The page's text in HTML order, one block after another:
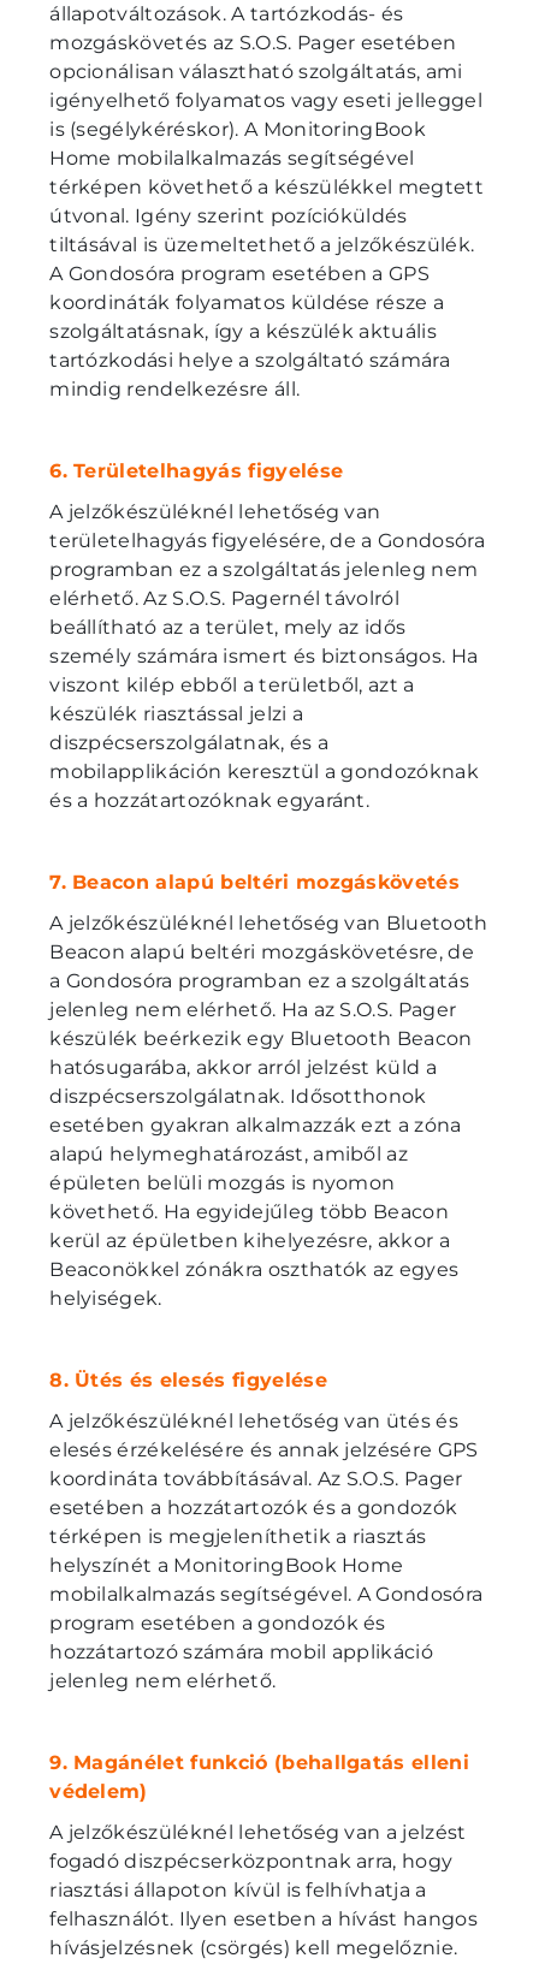
állapotváltozások. A tartózkodás- és
mozgáskövetés az S.O.S. Pager esetében
opcionálisan választható szolgáltatás, ami
igényelhető folyamatos vagy eseti jelleggel
is (segélykéréskor). A MonitoringBook
Home mobilalkalmazás segítségével
térképen követhető a készülékkel megtett
útvonal. Igény szerint pozícióküldés
tiltásával is üzemeltethető a jelzőkészülék.
A Gondosóra program esetében a GPS
koordináták folyamatos küldése része a
szolgáltatásnak, így a készülék aktuális
tartózkodási helye a szolgáltató számára
mindig rendelkezésre áll.
6. Területelhagyás figyelése
A jelzőkészüléknél lehetőség van
területelhagyás figyelésére, de a Gondosóra
programban ez a szolgáltatás jelenleg nem
elérhető. Az S.O.S. Pagernél távolról
beállítható az a terület, mely az idős
személy számára ismert és biztonságos. Ha
viszont kilép ebből a területből, azt a
készülék riasztással jelzi a
diszpécserszolgálatnak, és a
mobilapplikáción keresztül a gondozóknak
és a hozzátartozóknak egyaránt.
7. Beacon alapú beltéri mozgáskövetés
A jelzőkészüléknél lehetőség van Bluetooth
Beacon alapú beltéri mozgáskövetésre, de
a Gondosóra programban ez a szolgáltatás
jelenleg nem elérhető. Ha az S.O.S. Pager
készülék beérkezik egy Bluetooth Beacon
hatósugarába, akkor arról jelzést küld a
diszpécserszolgálatnak. Idősotthonok
esetében gyakran alkalmazzák ezt a zóna
alapú helymeghatározást, amiből az
épületen belüli mozgás is nyomon
követhető. Ha egyidejűleg több Beacon
kerül az épületben kihelyezésre, akkor a
Beaconökkel zónákra oszthatók az egyes
helyiségek.
8. Ütés és elesés figyelése
A jelzőkészüléknél lehetőség van ütés és
elesés érzékelésére és annak jelzésére GPS
koordináta továbbításával. Az S.O.S. Pager
esetében a hozzátartozók és a gondozók
térképen is megjeleníthetik a riasztás
helyszínét a MonitoringBook Home
mobilalkalmazás segítségével. A Gondosóra
program esetében a gondozók és
hozzátartozó számára mobil applikáció
jelenleg nem elérhető.
9. Magánélet funkció (behallgatás elleni
védelem)
A jelzőkészüléknél lehetőség van a jelzést
fogadó diszpécserközpontnak arra, hogy
riasztási állapoton kívül is felhívhatja a
felhasználót. Ilyen esetben a hívást hangos
hívásjelzésnek (csörgés) kell megelőznie.